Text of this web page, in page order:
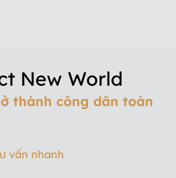
thành công dân toàn
vấn nhanh